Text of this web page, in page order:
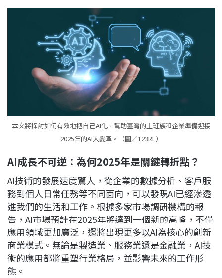
本文將探討如何有效地把自己AI化，幫助臺灣的上班族和企業準備迎接
2025年的AI大變革。（圖／123RF）
AI成長不可逆：為何2025年是關鍵轉折點？
AI技術的發展速度驚人，從企業的數據分析、客戶服
務到個人日常任務等不同面向，可以發現AI已經滲透
進我們的生活和工作。根據多家市場調研機構的報
告，AI市場預計在2025年將達到一個新的高峰，不僅
應用領域更加廣泛，還將出現更多以AI為核心的創新
商業模式。無論是製造業、服務業還是金融業，AI技
術的應用都將重塑行業格局，並影響未來的工作形
態。